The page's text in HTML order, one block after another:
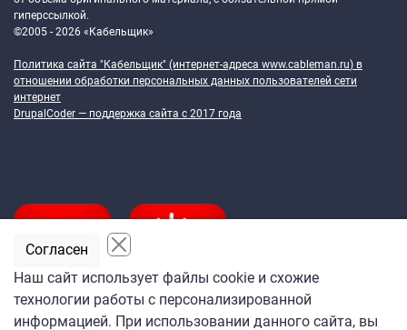
гиперссылкой.
©2005 - 2026 «Кабельщик»
Политика сайта "Кабельщик" (интернет-адреса www.cableman.ru) в
отношении обработки персональных данных пользователей сети
интернет
DrupalCoder — поддержка сайта c 2017 года
Подпишитесь
Наш сайт использует файлы cookie и схожие
технологии работы с персонализированной
информацией. При использовании данного сайта, вы
Согласен